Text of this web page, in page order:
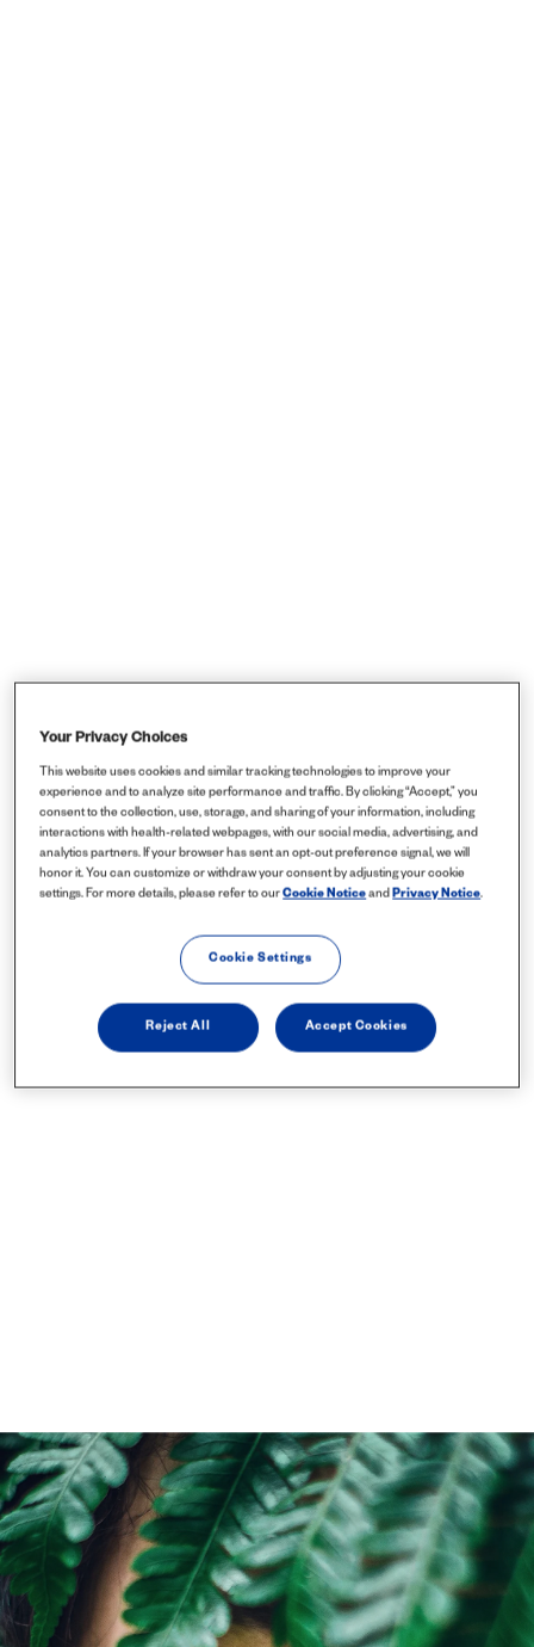
Your Privacy Choices
This website uses cookies and similar tracking technologies to improve your
experience and to analyze site performance and traffic. By clicking “Accept,” you
consent to the collection, use, storage, and sharing of your information, including
interactions with health-related webpages, with our social media, advertising, and
analytics partners. If your browser has sent an opt-out preference signal, we will
honor it. You can customize or withdraw your consent by adjusting your cookie
settings. For more details, please refer to ourCookie NoticeandPrivacy Notice.
Cookie Settings
Reject All Accept Cookies